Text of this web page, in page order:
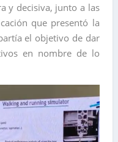
y decisiva, junto a las
que presentó la
el objetivo de dar
en nombre de lo